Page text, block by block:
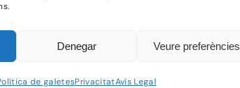
Denegar Veure preferències
de galetesPrivacitatAvís Legal